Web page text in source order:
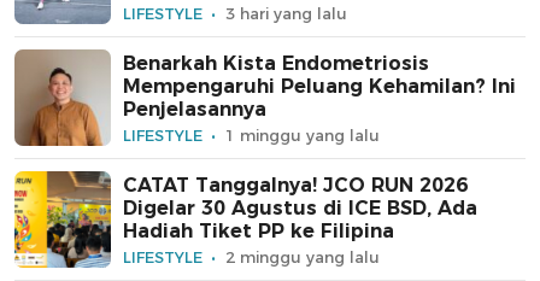
LIFESTYLE 3 hari yang lalu
Benarkah Kista Endometriosis
Mempengaruhi Peluang Kehamilan? Ini
Penjelasannya
LIFESTYLE 1 minggu yang lalu
CATAT Tanggalnya! JCO RUN 2026
Digelar 30 Agustus di ICE BSD, Ada
Hadiah Tiket PP ke Filipina
LIFESTYLE 2 minggu yang lalu